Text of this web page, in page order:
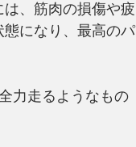
、筋肉の損傷や疲
になり、最高のパ
力走るようなもの